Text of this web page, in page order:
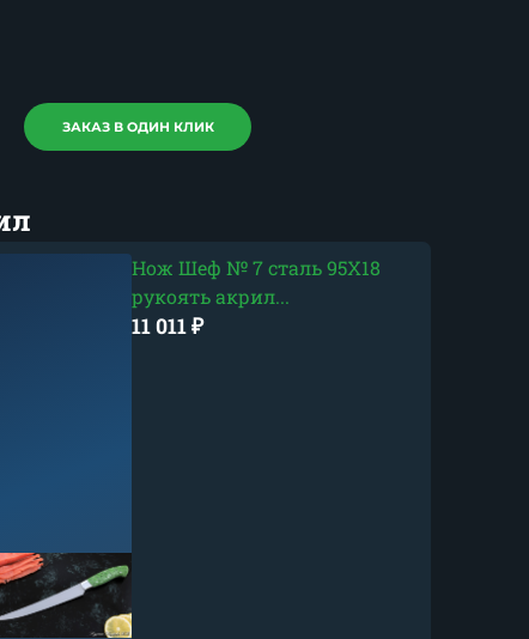
ЗАКАЗ В ОДИН КЛИК
Нож Шеф № 7 сталь 95Х18
рукоять акрил...
11 011₽